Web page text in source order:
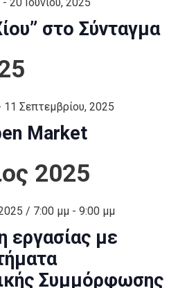
στο Σύνταγμα
Market
11 Σεπτεμβρίου, 2025
2025
εργασίας με
Συμμόρφωσης
/ 7:00 μμ- 9:00 μμ